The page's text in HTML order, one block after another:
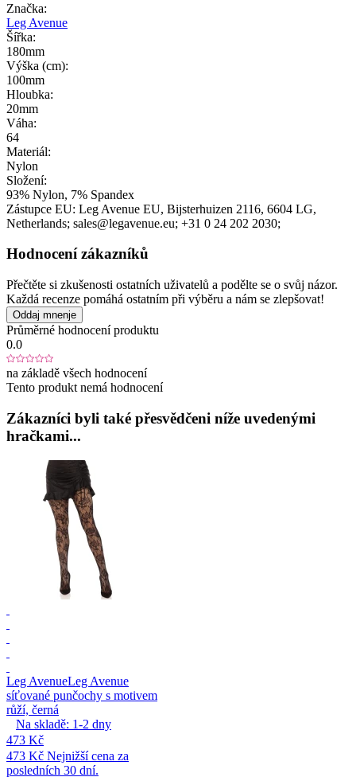
Značka:
Leg Avenue
Šířka:
180mm
Výška (cm):
100mm
Hloubka:
20mm
Váha:
64
Materiál:
Nylon
Složení:
93% Nylon, 7% Spandex
Zástupce EU: Leg Avenue EU, Bijsterhuizen 2116, 6604 LG,
Netherlands; sales@legavenue.eu; +31 0 24 202 2030;
Hodnocení zákazníků
Přečtěte si zkušenosti ostatních uživatelů a podělte se o svůj názor.
Každá recenze pomáhá ostatním při výběru a nám se zlepšovat!
Oddaj mnenje
Průměrné hodnocení produktu
0.0
na základě všech hodnocení
Tento produkt nemá hodnocení
Zákazníci byli také přesvědčeni níže uvedenými
hračkami...
Leg AvenueLeg Avenue
síťované punčochy s motivem
růží, černá
Na skladě: 1-2 dny
473 Kč
473 Kč Nejnižší cena za
posledních 30 dní.